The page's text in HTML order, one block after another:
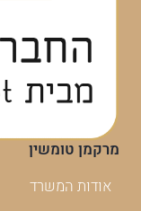
מרקמן טומשין
אודות המשרד